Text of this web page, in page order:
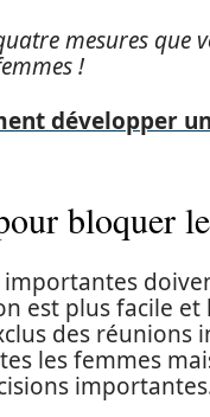
mesures que
!
développer
bloquer
est plus facile
des
les femmes